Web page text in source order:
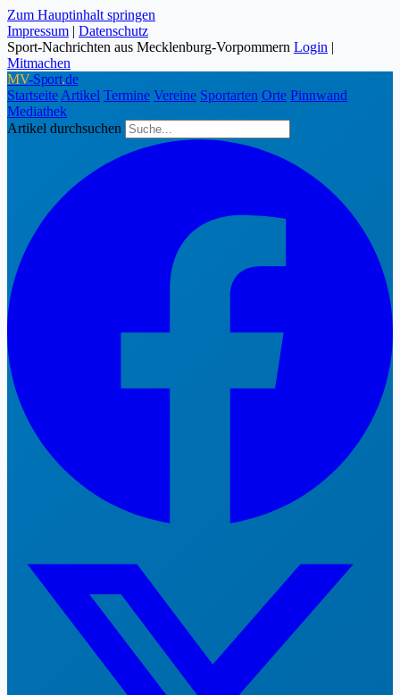
Zum Hauptinhalt springen
Impressum | Datenschutz
Sport-Nachrichten aus Mecklenburg-Vorpommern Login |
Mitmachen
MV-Sport.de
Startseite Artikel Termine Vereine Sportarten Orte Pinnwand
Mediathek
Artikel durchsuchen